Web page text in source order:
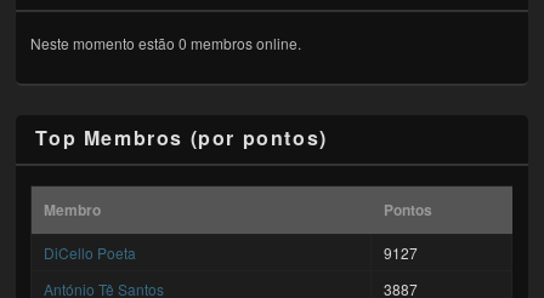
Neste momento estão 0 membros online.
Top Membros (por pontos)
Membro Pontos
DiCello Poeta
9127
António Tê Santos
3887